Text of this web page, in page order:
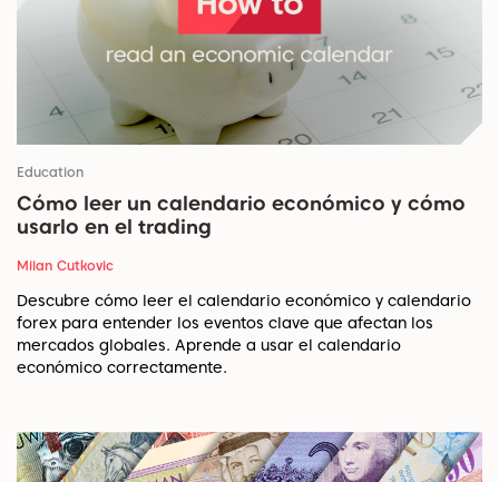
Education
Cómo leer un calendario económico y cómo
usarlo en el trading
Milan Cutkovic
Descubre cómo leer el calendario económico y calendario
forex para entender los eventos clave que afectan los
mercados globales. Aprende a usar el calendario
económico correctamente.